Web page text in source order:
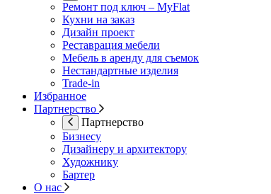
Ремонт под ключ – MyFlat
Кухни на заказ
Дизайн проект
Реставрация мебели
Мебель в аренду для съемок
Нестандартные изделия
Trade-in
Избранное
Партнерство
Партнерство
Бизнесу
Дизайнеру и архитектору
Художнику
Бартер
О нас